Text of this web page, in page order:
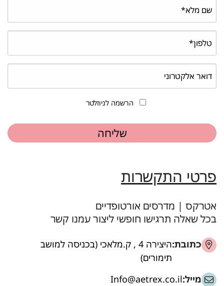
הרשמה לניוזלטר
פרטי התקשרות
אטרקס | מדרסים אורטופדיים
בכל שאלה תרגישו חופשי ליצור עמנו קשר
כתובת:
היצירה 4 , ק.מלאכי (בכניסה למושב
תימורים)
מייל:Info@aetrex.co.il